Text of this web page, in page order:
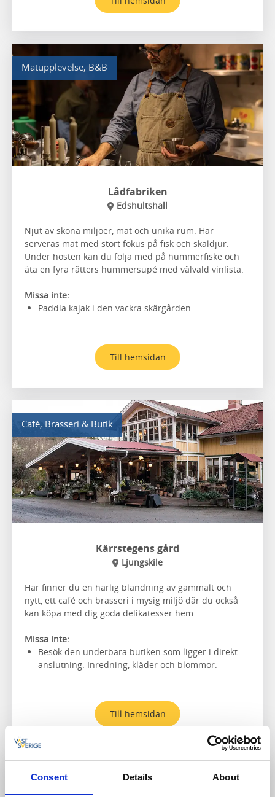
Consent Details About
Matupplevelse, B&B
Lådfabriken
Edshultshall
Njut av sköna miljöer, mat och unika rum. Här
serveras mat med stort fokus på fisk och skaldjur.
Under hösten kan du följa med på hummerfiske och
äta en fyra rätters hummersupé med välvald vinlista.
Missa inte:
Paddla kajak i den vackra skärgården
Till hemsidan
Café, Brasseri & Butik
Kärrstegens gård
Ljungskile
Här finner du en härlig blandning av gammalt och
nytt, ett café och brasseri i mysig miljö där du också
kan köpa med dig goda delikatesser hem.
Missa inte:
Besök den underbara butiken som ligger i direkt
anslutning. Inredning, kläder och blommor.
Till hemsidan
Matupplevelse, B&B